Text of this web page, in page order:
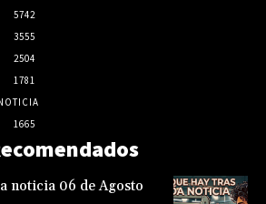
5742
3555
2504
1781
1665
noticia 06 de Agosto